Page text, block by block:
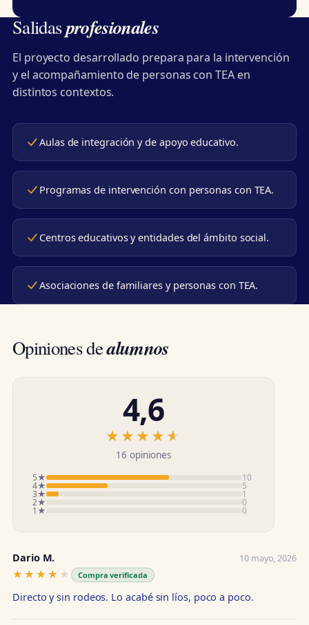
Salidasprofesionales
El proyecto desarrollado prepara para la intervención
y el acompañamiento de personas con TEA en
distintos contextos.
Aulas de integración y de apoyo educativo.
Programas de intervención con personas con TEA.
Centros educativos y entidades del ámbito social.
Asociaciones de familiares y personas con TEA.
Opiniones dealumnos
4,6
★★★★★
★★★★★
16 opiniones
5★ 10
4★ 5
3★ 1
2★ 0
1★ 0
Dario M. 10 mayo, 2026
★★★★★
★★★★★ Compra verificada
Directo y sin rodeos. Lo acabé sin líos, poco a poco.